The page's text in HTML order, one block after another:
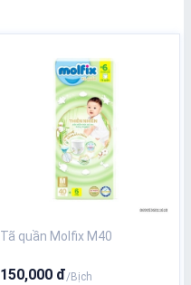
Tã quần Molfix M40
150,000 đ/Bịch